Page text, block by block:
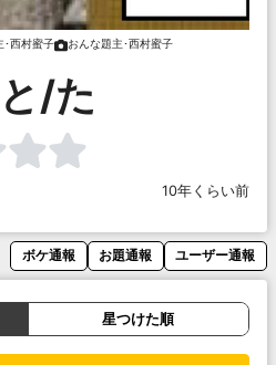
･西村蜜子 おんな題主･西村蜜子
/た
10年くらい前
ボケ通報 お題通報 ユーザー通報
星つけた順